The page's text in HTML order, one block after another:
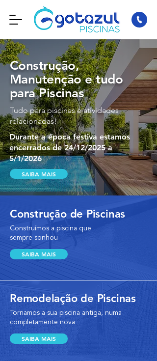
Construção,
Manutenção e tudo
para Piscinas
Tudo para piscinas e atividades
relacionadas!
Durante a época festiva estamos
encerrados de 24/12/2025 a
5/1/2026
SAIBA MAIS
Construção de Piscinas
Construímos a piscina que
sempre sonhou
SAIBA MAIS
Remodelação de Piscinas
Tornamos a sua piscina antiga, numa
completamente nova
SAIBA MAIS